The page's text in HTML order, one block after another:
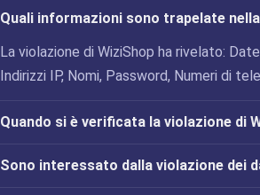
Quali informazioni sono trapelate
La violazione di WiziShop ha rivelato:
Indirizzi IP, Nomi, Password, Numeri di
Quando si è verificata la violazione di
Sono interessato dalla violazione dei